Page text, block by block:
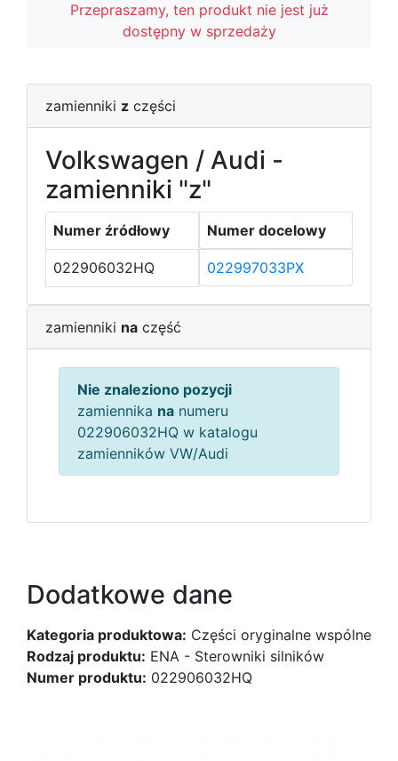
Przepraszamy, ten produkt nie jest już
dostępny w sprzedaży
zamienniki z części
Volkswagen / Audi -
zamienniki "z"
Numer źródłowy Numer docelowy
022906032HQ 022997033PX
zamienniki na część
Nie znaleziono pozycji
zamiennika na numeru
022906032HQ w katalogu
zamienników VW/Audi
Dodatkowe dane
Kategoria produktowa: Części oryginalne wspólne
Rodzaj produktu: ENA - Sterowniki silników
Numer produktu: 022906032HQ